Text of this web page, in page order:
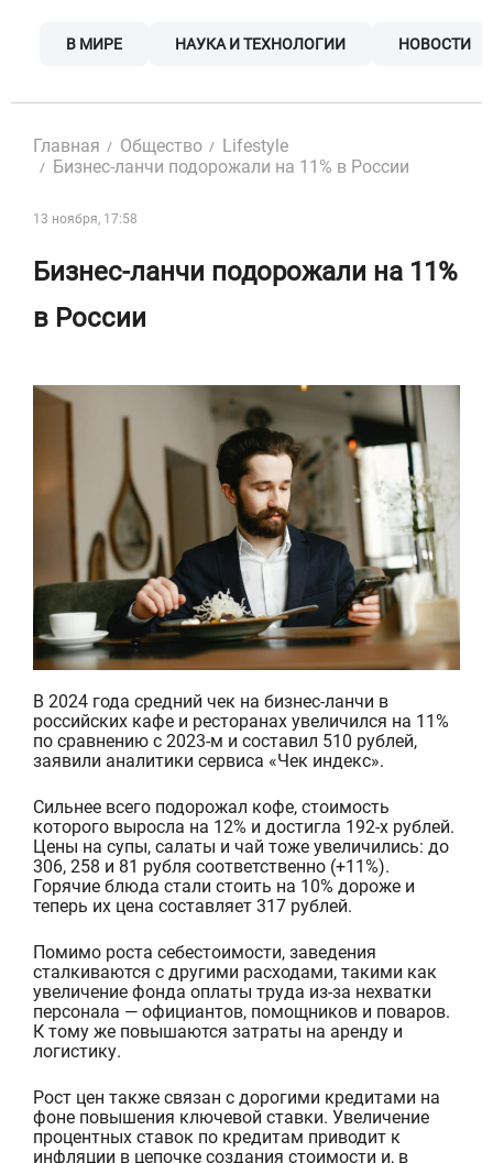
В МИРЕ НАУКА И ТЕХНОЛОГИИ НОВОСТИ
Главная Общество
Lifestyle
Бизнес-ланчи подорожали на 11% в России
13 ноября, 17:58
Бизнес-ланчи подорожали на 11%
в России
В 2024 года средний чек на бизнес-ланчи в
российских кафе и ресторанах увеличился на 11%
по сравнению с 2023-м и составил 510 рублей,
заявили аналитики сервиса «Чек индекс».
Сильнее всего подорожал кофе, стоимость
которого выросла на 12% и достигла 192-х рублей.
Цены на супы, салаты и чай тоже увеличились: до
306, 258 и 81 рубля соответственно (+11%).
Горячие блюда стали стоить на 10% дороже и
теперь их цена составляет 317 рублей.
Помимо роста себестоимости, заведения
сталкиваются с другими расходами, такими как
увеличение фонда оплаты труда из-за нехватки
персонала — официантов, помощников и поваров.
К тому же повышаются затраты на аренду и
логистику.
Рост цен также связан сдорогими кредитами на
фоне повышения ключевой ставки. Увеличение
процентных ставок по кредитам приводит к
инфляции в цепочке создания стоимости и, в